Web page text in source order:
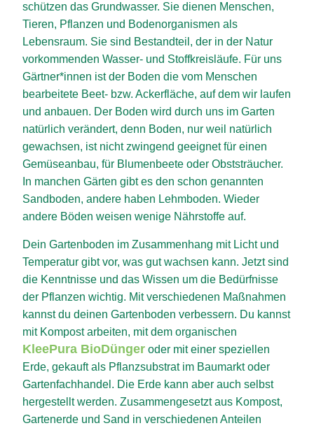
schützen das Grundwasser. Sie dienen Menschen,
Tieren, Pflanzen und Bodenorganismen als
Lebensraum. Sie sind Bestandteil, der in der Natur
vorkommenden Wasser- und Stoffkreisläufe. Für uns
Gärtner*innen ist der Boden die vom Menschen
bearbeitete Beet- bzw. Ackerfläche, auf dem wir laufen
und anbauen. Der Boden wird durch uns im Garten
natürlich verändert, denn Boden, nur weil natürlich
gewachsen, ist nicht zwingend geeignet für einen
Gemüseanbau, für Blumenbeete oder Obststräucher.
In manchen Gärten gibt es den schon genannten
Sandboden, andere haben Lehmboden. Wieder
andere Böden weisen wenige Nährstoffe auf.
Dein Gartenboden im Zusammenhang mit Licht und
Temperatur gibt vor, was gut wachsen kann. Jetzt sind
die Kenntnisse und das Wissen um die Bedürfnisse
der Pflanzen wichtig. Mit verschiedenen Maßnahmen
kannst du deinen Gartenboden verbessern. Du kannst
mit Kompost arbeiten, mit dem organischen
KleePura BioDünger oder mit einer speziellen
Erde, gekauft als Pflanzsubstrat im Baumarkt oder
Gartenfachhandel. Die Erde kann aber auch selbst
hergestellt werden. Zusammengesetzt aus Kompost,
Gartenerde und Sand in verschiedenen Anteilen